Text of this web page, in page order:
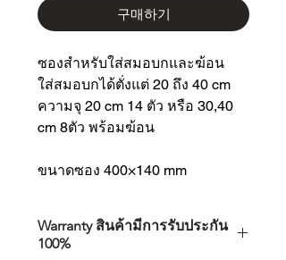
구매하기
ซองสำหรับใส่สมอบกและฆ้อน
ใส่สมอบกได้ตั่งแต่ 20 ถึง 40 cm
ความจุ 20 cm 14 ตัว หรือ 30,40
cm 8ตัว พร้อมฆ้อน
ขนาดซอง 400×140 mm
Warranty สินค้ามีการรับประกัน
100%